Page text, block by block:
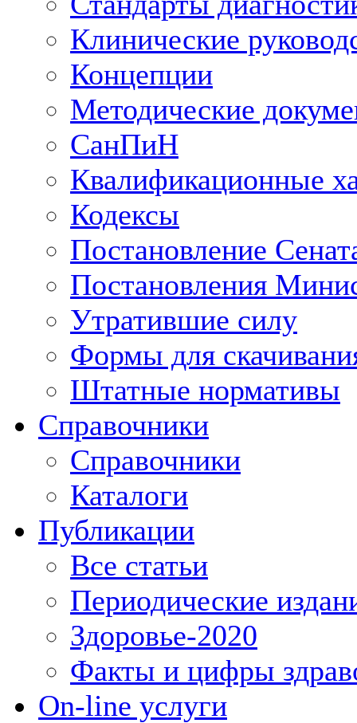
Клинические
Концепции
Методические
СанПиН
Квалификационные
Кодексы
Постановление
Постановления
Утратившие силу
Формы для
Штатные нормативы
Справочники
Справочники
Каталоги
Публикации
Все статьи
Периодические
Здоровье-2020
Факты и цифры
On-line услуги